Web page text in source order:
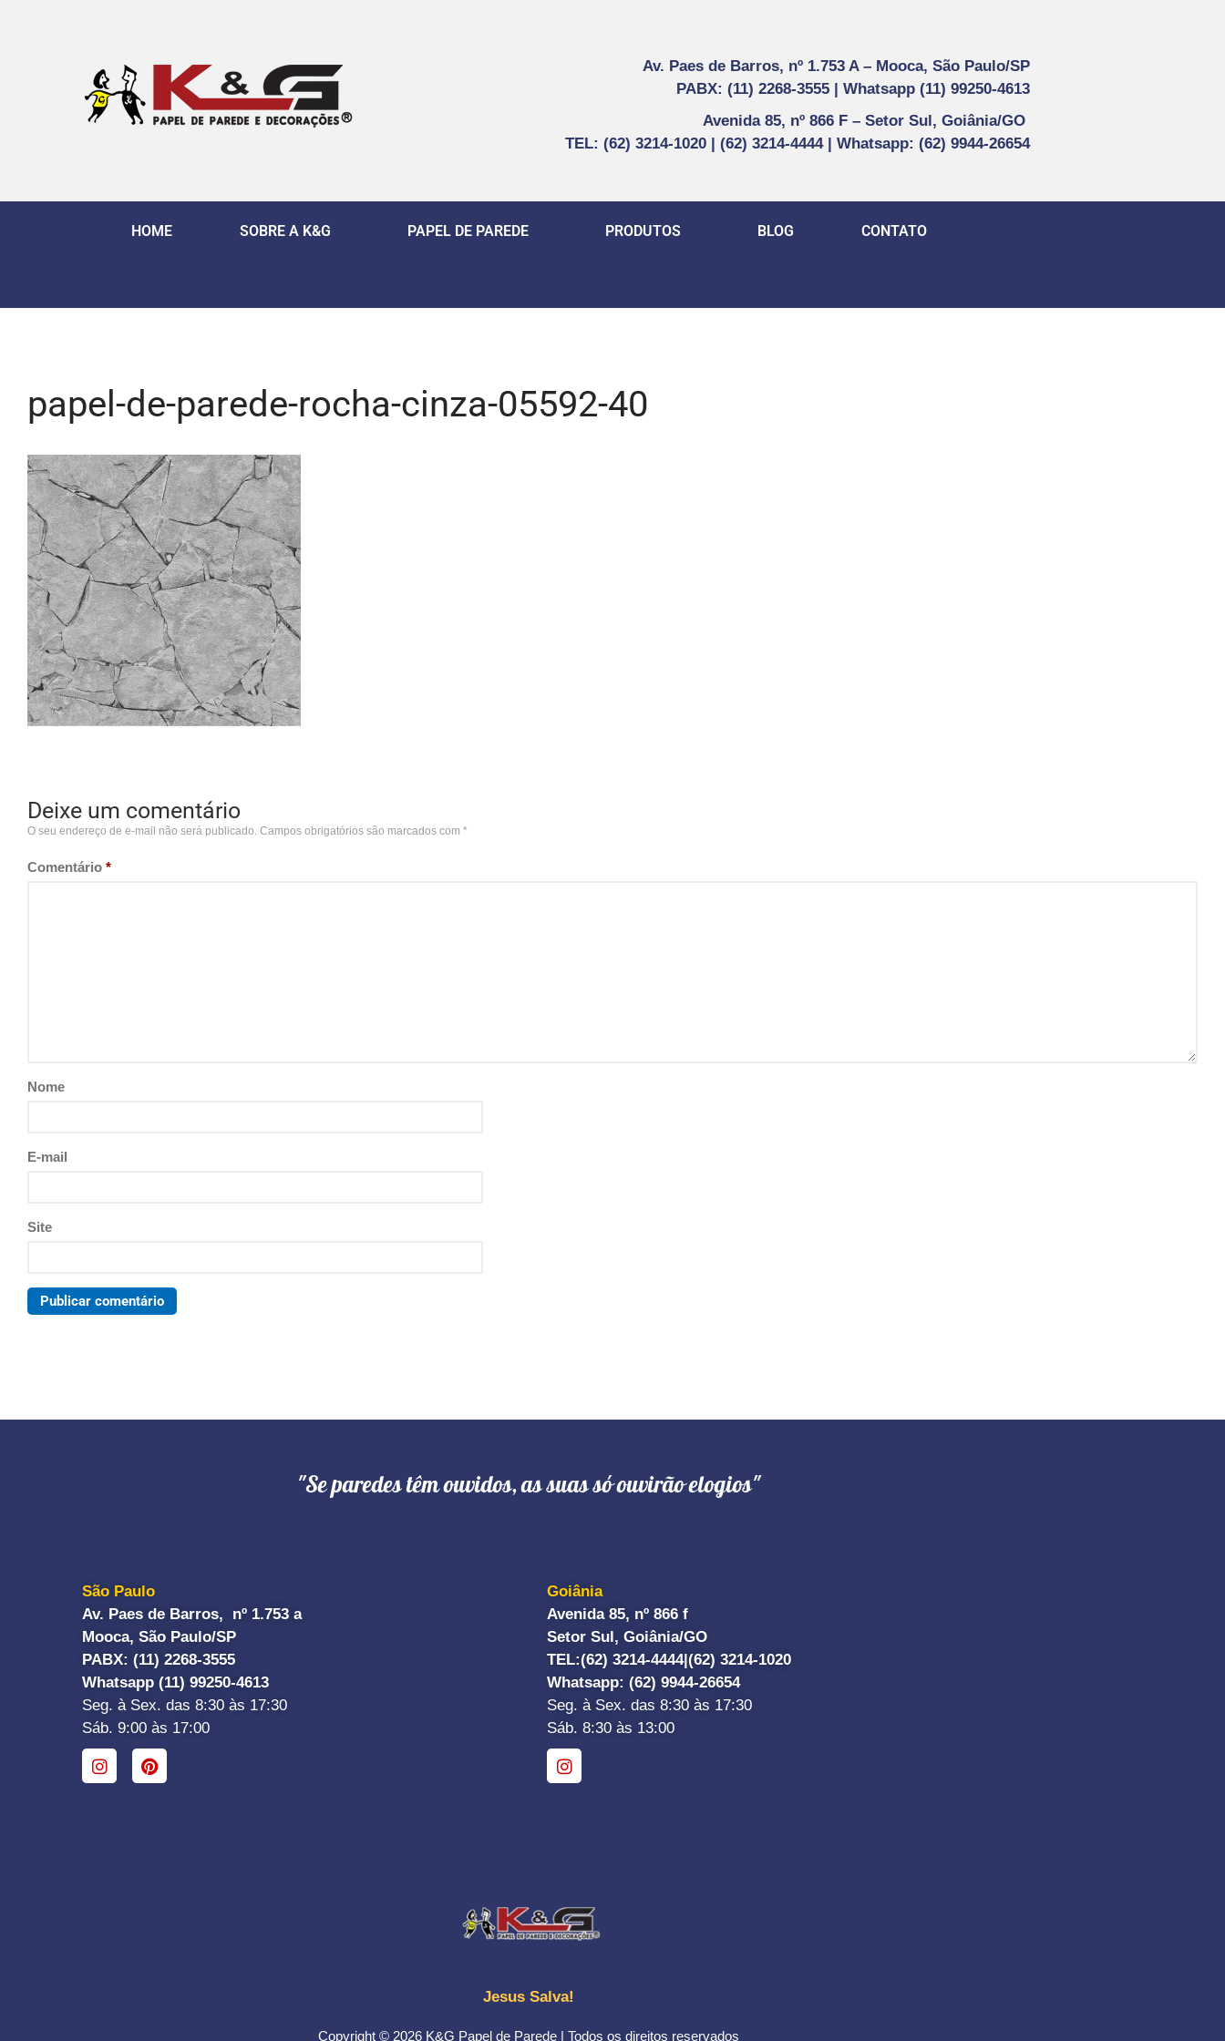
Av. Paes de Barros, nº 1.753 A – Mooca, São Paulo/SP
PABX: (11) 2268-3555 | Whatsapp (11) 99250-4613
Avenida 85, nº 866 F – Setor Sul, Goiânia/GO
TEL: (62) 3214-1020 | (62) 3214-4444 | Whatsapp: (62) 9944-26654
HOME SOBRE A K&G PAPEL DE PAREDE PRODUTOS BLOG CONTATO
papel-de-parede-rocha-cinza-05592-40
Deixe um comentário
O seu endereço de e-mail não será publicado. Campos obrigatórios são marcados com *
Comentário *
Nome
E-mail
Site
"Se paredes têm ouvidos, as suas só ouvirão elogios"
São Paulo
Av. Paes de Barros, nº 1.753 a
Mooca, São Paulo/SP
PABX: (11) 2268-3555
Whatsapp (11) 99250-4613
Seg. à Sex. das 8:30 às 17:30
Sáb. 9:00 às 17:00
Goiânia
Avenida 85, nº 866 f
Setor Sul, Goiânia/GO
TEL:(62) 3214-4444| (62) 3214-1020
Whatsapp: (62) 9944-26654
Seg. à Sex. das 8:30 às 17:30
Sáb. 8:30 às 13:00
Jesus Salva!
Copyright © 2026 K&G Papel de Parede | Todos os direitos reservados